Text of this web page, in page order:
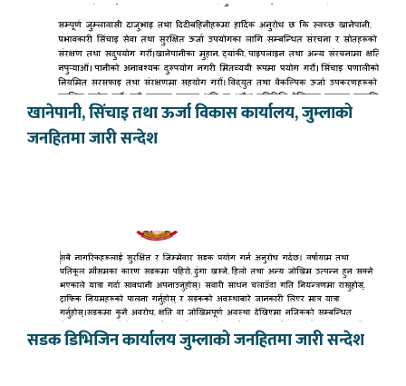
खानेपानी, सिंचाइ तथा ऊर्जा विकास कार्यालय, जुम्लाको
जनहितमा जारी सन्देश
सडक डिभिजिन कार्यालय जुम्लाको जनहितमा जारी सन्देश